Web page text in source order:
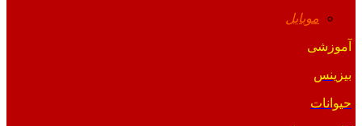
موبایل
آموزشی
بیزینس
حیوانات